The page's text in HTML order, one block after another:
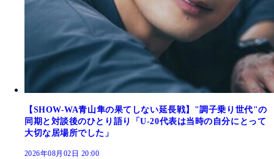
【SHOW-WA青山隼の果てしない延長戦】"調子乗り世代"の
同期と対談後のひとり語り「U-20代表は当時の自分にとって
大切な居場所でした」
2026年08月02日 20:00